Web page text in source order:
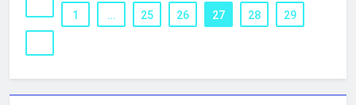
1 … 25 26 27 28 29